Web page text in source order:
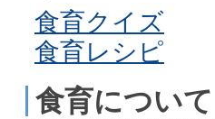
食育クイズ
食育レシピ
食育について